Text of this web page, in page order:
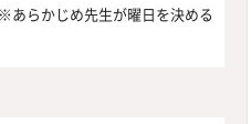
あらかじめ先生が曜日を決める